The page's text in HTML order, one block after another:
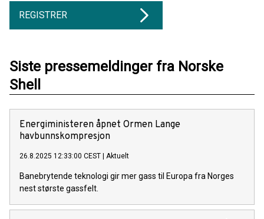
REGISTRER
Siste pressemeldinger fra Norske
Shell
Energiministeren åpnet Ormen Lange
havbunnskompresjon
26.8.2025 12:33:00 CEST Aktuelt
Banebrytende teknologi gir mer gass til Europa fra Norges
nest største gassfelt.